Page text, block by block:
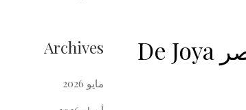
في العاصمة الادارية الجديدة من شركة تاج مصر De Joya
Archives
مايو 2026